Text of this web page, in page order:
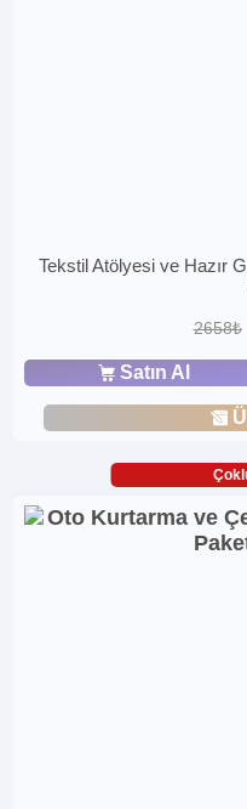
Tekstil Atölyesi ve Hazır
2658₺
Satın Al